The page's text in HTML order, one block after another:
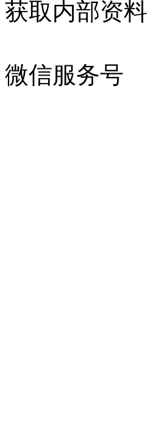
获取内部资料
微信服务号